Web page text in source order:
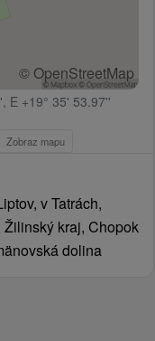
© OpenStreetMap
E +19° 35' 53.97''
Zobraz mapu
v Tatrách,
kraj, Chopok
dolina